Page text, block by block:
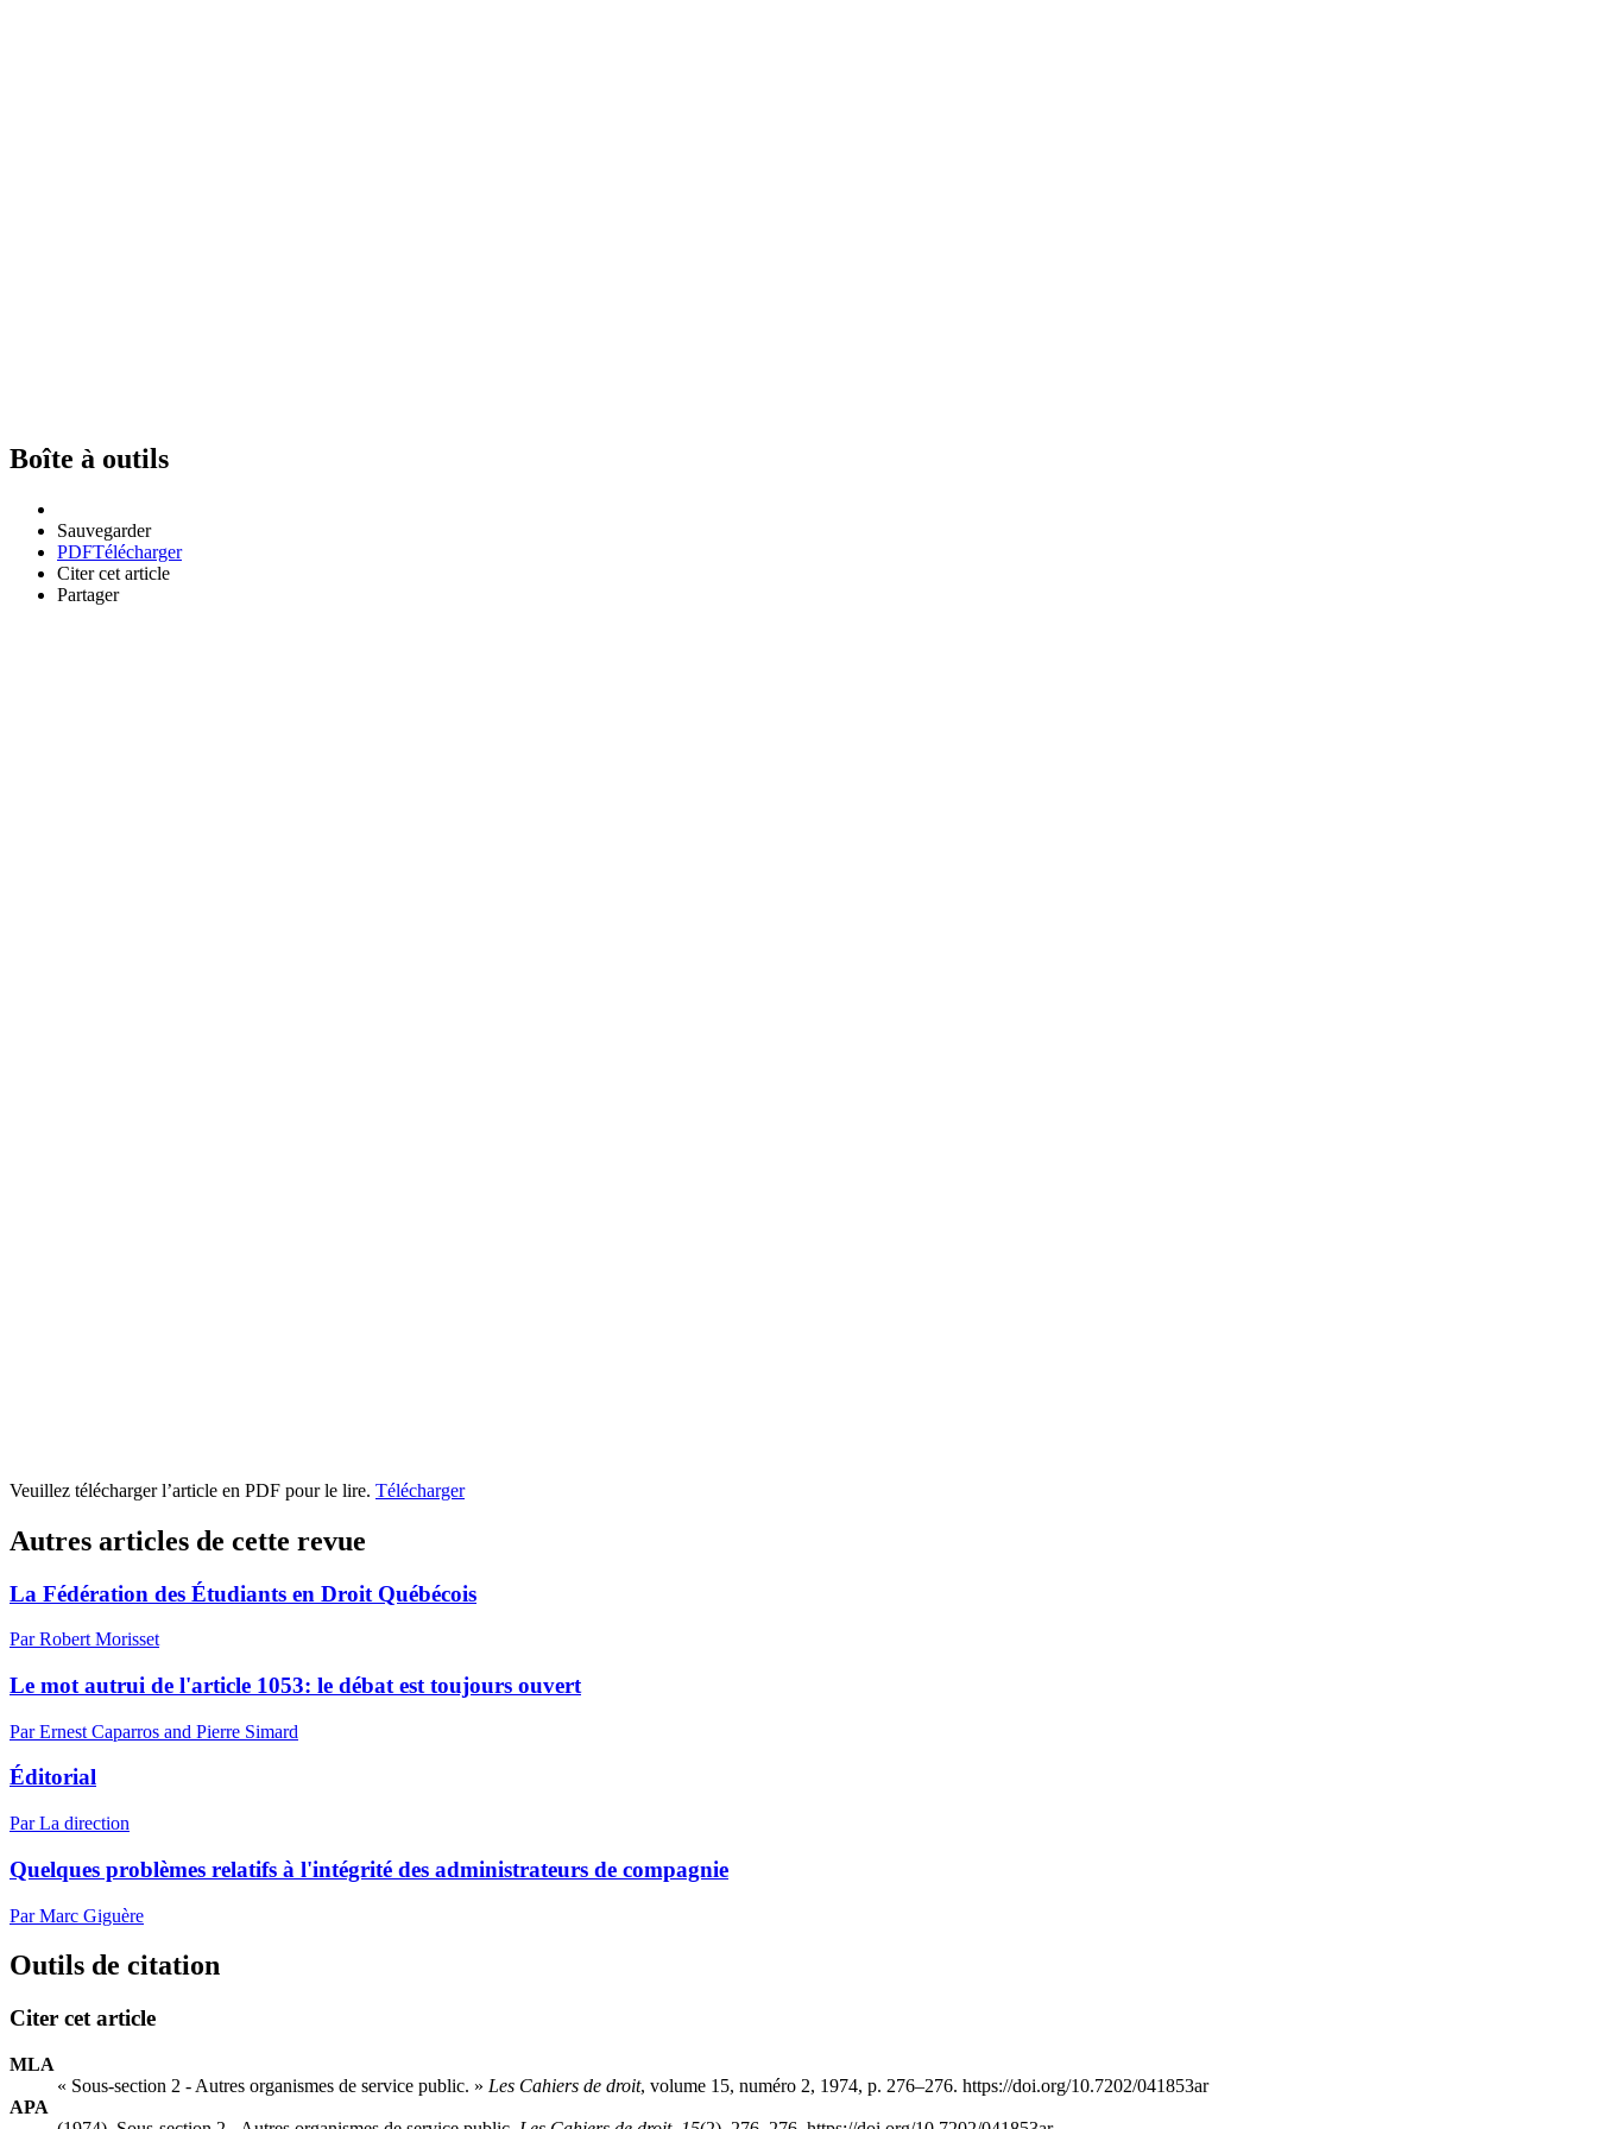
Boîte à outils
Sauvegarder
PDFTélécharger
Citer cet article
Partager
Veuillez télécharger l’article en PDF pour le lire. Télécharger
Autres articles de cette revue
La Fédération des Étudiants en Droit Québécois
Par Robert Morisset
Le mot autrui de l'article 1053: le débat est toujours ouvert
Par Ernest Caparros and Pierre Simard
Éditorial
Par La direction
Quelques problèmes relatifs à l'intégrité des administrateurs de compagnie
Par Marc Giguère
Outils de citation
Citer cet article
MLA
« Sous-section 2 - Autres organismes de service public. » Les Cahiers de droit, volume 15, numéro 2, 1974, p. 276–276. https://doi.org/10.7202/041853ar
APA